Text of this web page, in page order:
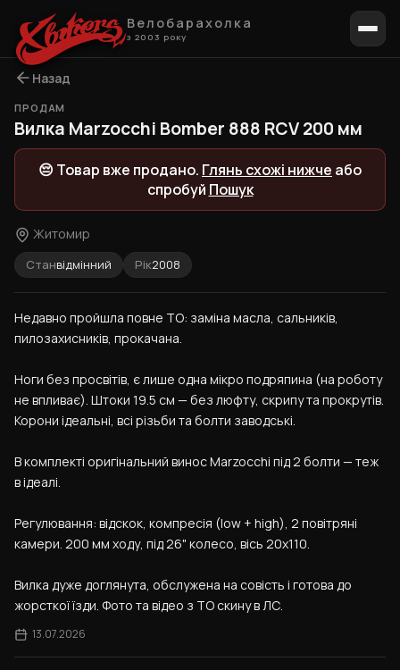
Велобарахолка
з 2003 року
Назад
ПРОДАМ
Вилка Marzocchi Bomber 888 RCV 200 мм
😔 Товар вже продано. Глянь схожі нижче або
спробуй Пошук
Житомир
Станвідмінний Рік2008
Недавно пройшла повне ТО: заміна масла, сальників,
пилозахисників, прокачана.
Ноги без просвітів, є лише одна мікро подряпина (на роботу
не впливає). Штоки 19.5 см — без люфту, скрипу та прокрутів.
Корони ідеальні, всі різьби та болти заводські.
В комплекті оригінальний винос Marzocchi під 2 болти — теж
в ідеалі.
Регулювання: відскок, компресія (low + high), 2 повітряні
камери. 200 мм ходу, під 26" колесо, вісь 20x110.
Вилка дуже доглянута, обслужена на совість і готова до
жорсткої їзди. Фото та відео з ТО скину в ЛС.
13.07.2026